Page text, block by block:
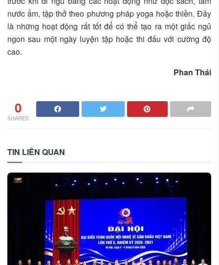
nước ấm, tập thở theo phương pháp yoga hoặc thiền. Đây
là những hoạt động rất tốt để có thể tạo ra một giấc ngủ
ngon sau một ngày luyện tập hoặc thi đấu với cường độ
cao.
Phan Thái
0
SHARES
TIN LIÊN QUAN